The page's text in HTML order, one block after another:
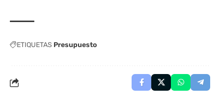
ETIQUETAS Presupuesto